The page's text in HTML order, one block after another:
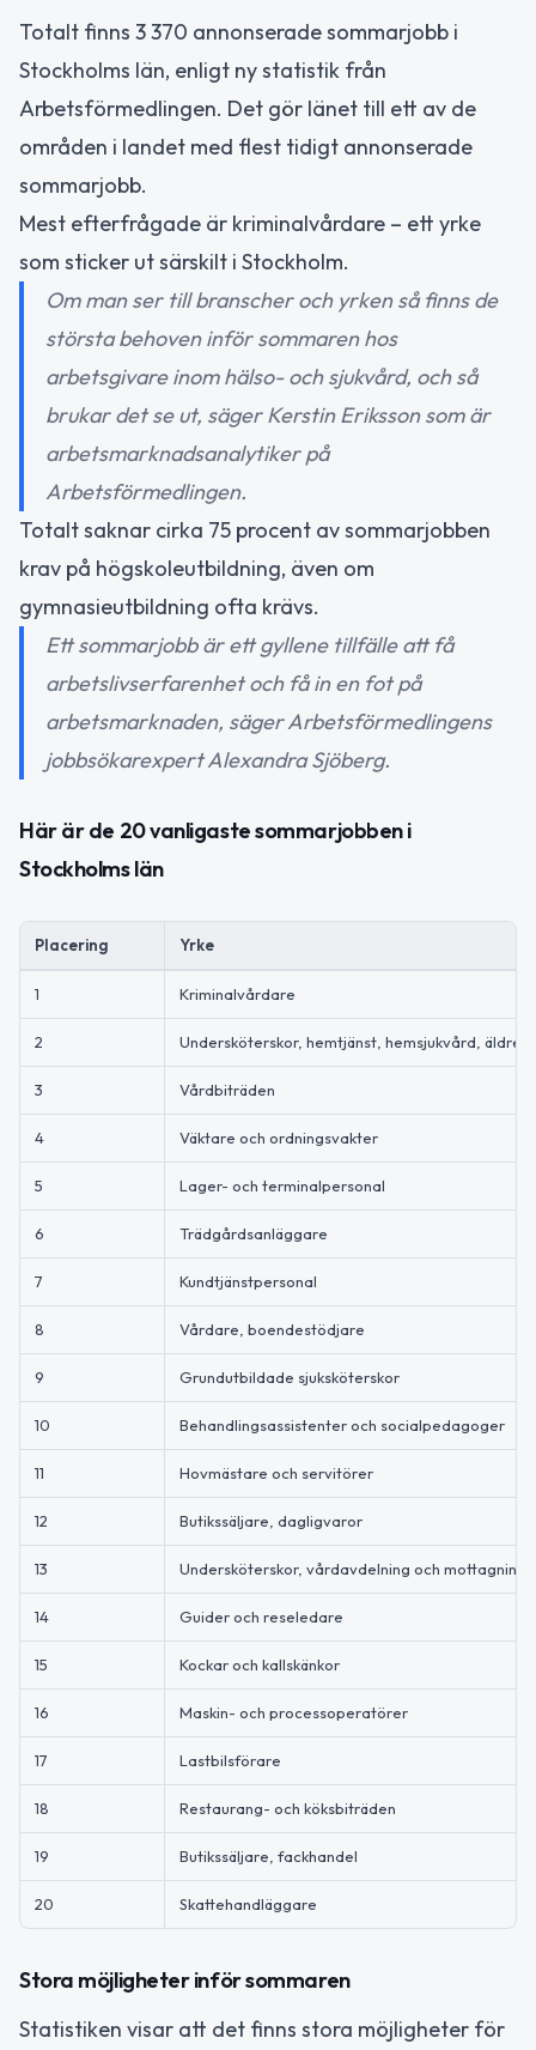
Totalt finns 3 370 annonserade sommarjobb i
Stockholms län, enligt ny statistik från
Arbetsförmedlingen. Det gör länet till ett av de
områden i landet med flest tidigt annonserade
sommarjobb.
Mest efterfrågade är kriminalvårdare – ett yrke
som sticker ut särskilt i Stockholm.
Om man ser till branscher och yrken så finns de
största behoven inför sommaren hos
arbetsgivare inom hälso- och sjukvård, och så
brukar det se ut, säger Kerstin Eriksson som är
arbetsmarknadsanalytiker på
Arbetsförmedlingen.
Totalt saknar cirka 75 procent av sommarjobben
krav på högskoleutbildning, även om
gymnasieutbildning ofta krävs.
Ett sommarjobb är ett gyllene tillfälle att få
arbetslivserfarenhet och få in en fot på
arbetsmarknaden, säger Arbetsförmedlingens
jobbsökarexpert Alexandra Sjöberg.
Här är de 20 vanligaste sommarjobben i
Stockholms län
Placering Yrke
1 Kriminalvårdare
2 Undersköterskor, hemtjänst, hemsjukvård,
3 Vårdbiträden
4 Väktare och ordningsvakter
5 Lager- och terminalpersonal
6 Trädgårdsanläggare
7 Kundtjänstpersonal
8 Vårdare, boendestödjare
9 Grundutbildade sjuksköterskor
10 Behandlingsassistenter och socialpedagoger
11 Hovmästare och servitörer
12 Butikssäljare, dagligvaror
13 Undersköterskor, vårdavdelning och mottagning
14 Guider och reseledare
15 Kockar och kallskänkor
16 Maskin- och processoperatörer
17 Lastbilsförare
18 Restaurang- och köksbiträden
19 Butikssäljare, fackhandel
20 Skattehandläggare
Stora möjligheter inför sommaren
Statistiken visar att det finns stora möjligheter för